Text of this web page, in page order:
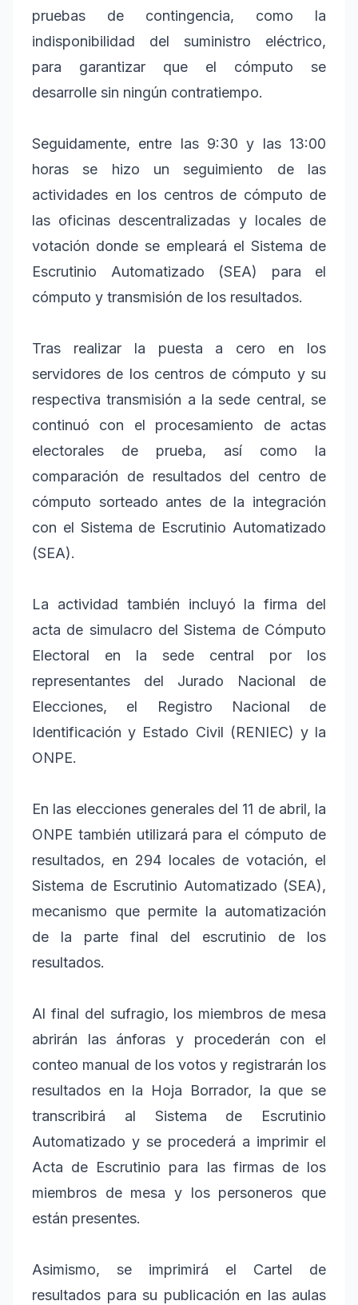
pruebas de contingencia, como la
indisponibilidad del suministro eléctrico,
para garantizar que el cómputo se
desarrolle sin ningún contratiempo.
Seguidamente, entre las 9:30 y las 13:00
horas se hizo un seguimiento de las
actividades en los centros de cómputo de
las oficinas descentralizadas y locales de
votación donde se empleará el Sistema de
Escrutinio Automatizado (SEA) para el
cómputo y transmisión de los resultados.
Tras realizar la puesta a cero en los
servidores de los centros de cómputo y su
respectiva transmisión a la sede central, se
continuó con el procesamiento de actas
electorales de prueba, así como la
comparación de resultados del centro de
cómputo sorteado antes de la integración
con el Sistema de Escrutinio Automatizado
(SEA).
La actividad también incluyó la firma del
acta de simulacro del Sistema de Cómputo
Electoral en la sede central por los
representantes del Jurado Nacional de
Elecciones, el Registro Nacional de
Identificación y Estado Civil (RENIEC) y la
ONPE.
En las elecciones generales del 11 de abril, la
ONPE también utilizará para el cómputo de
resultados, en 294 locales de votación, el
Sistema de Escrutinio Automatizado (SEA),
mecanismo que permite la automatización
de la parte final del escrutinio de los
resultados.
Al final del sufragio, los miembros de mesa
abrirán las ánforas y procederán con el
conteo manual de los votos y registrarán los
resultados en la Hoja Borrador, la que se
transcribirá al Sistema de Escrutinio
Automatizado y se procederá a imprimir el
Acta de Escrutinio para las firmas de los
miembros de mesa y los personeros que
están presentes.
Asimismo, se imprimirá el Cartel de
resultados para su publicación en las aulas